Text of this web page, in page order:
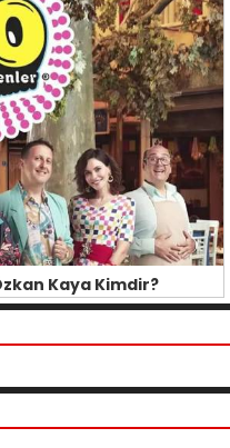
Kaya Kimdir?